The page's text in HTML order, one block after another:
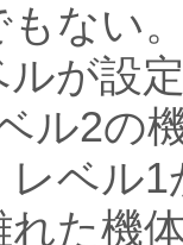
ない
が設
ル2の
ベル
た機